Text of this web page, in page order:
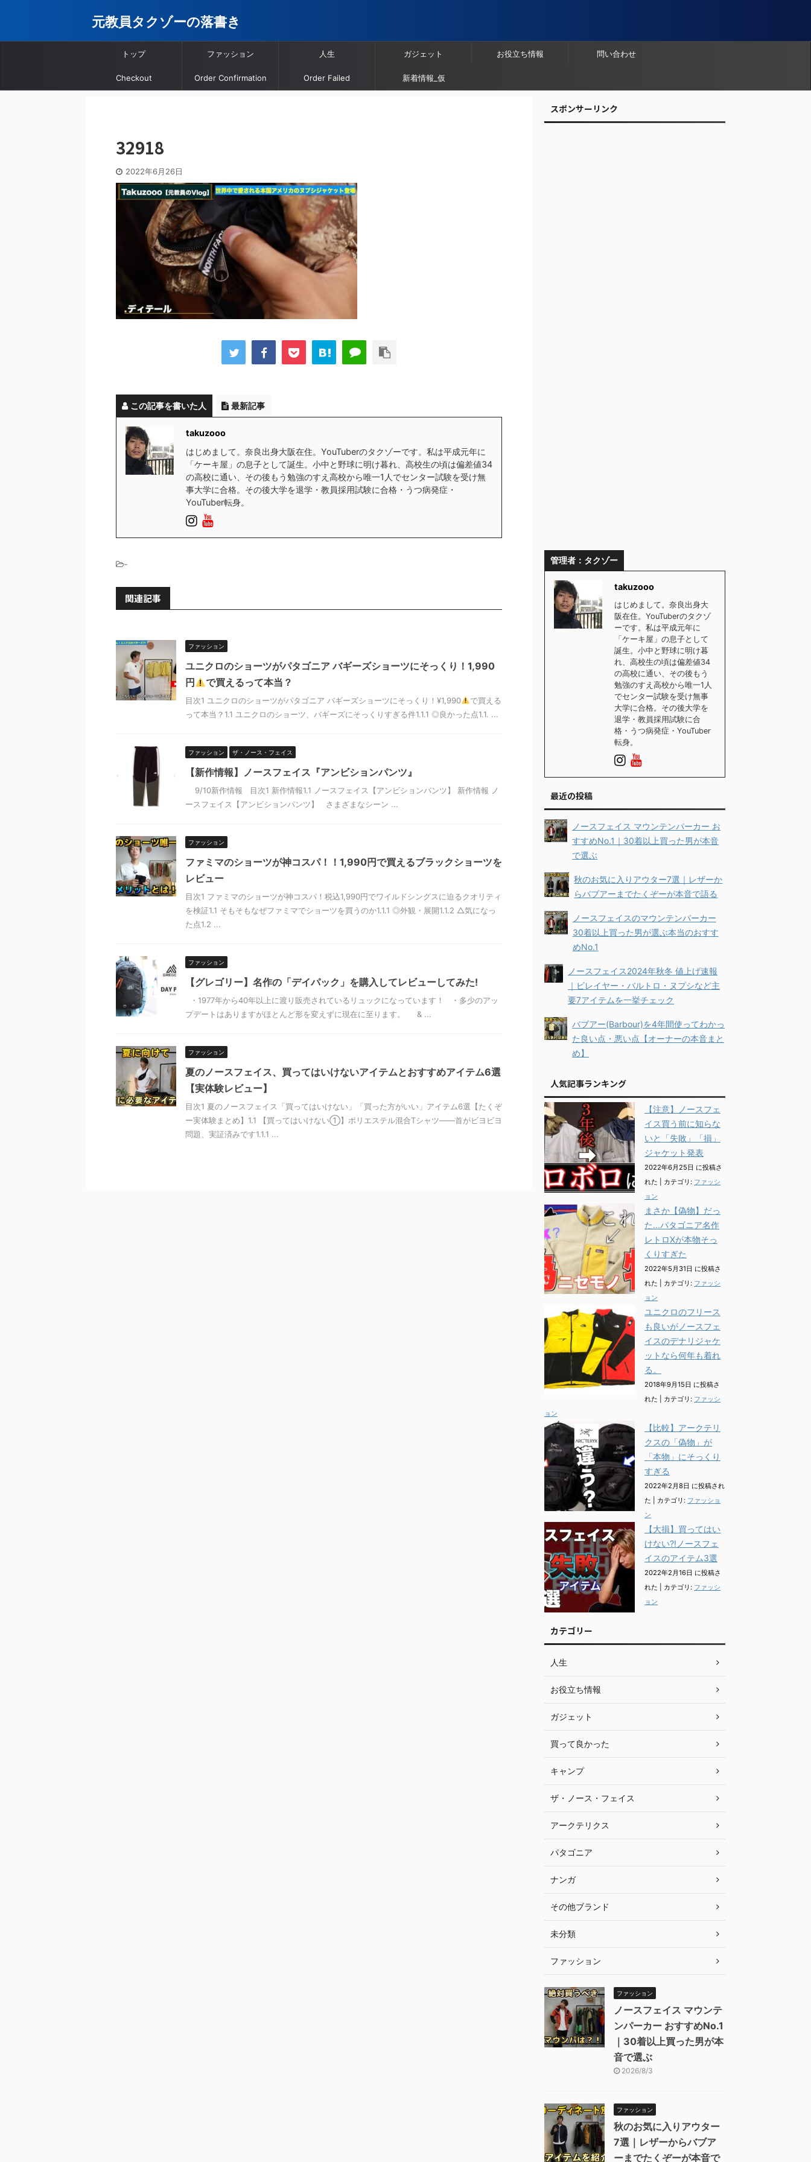
元教員タクゾーの落書き
トップ ファッション 人生 ガジェット お役立ち情報 問い合わせ
Checkout Order Confirmation Order Failed 新着情報_仮
32918
2022年6月26日
この記事を書いた人 最新記事
takuzooo
はじめまして。奈良出身大阪在住。YouTuberのタクゾーです。私は平成元年に
「ケーキ屋」の息子として誕生。小中と野球に明け暮れ、高校生の頃は偏差値34
の高校に通い、その後もう勉強のすえ高校から唯一1人でセンター試験を受け無
事大学に合格。その後大学を退学・教員採用試験に合格・うつ病発症・
YouTuber転身。
-
関連記事
ファッション
ユニクロのショーツがパタゴニア バギーズショーツにそっくり！1,990
円
で買えるって本当？
目次1 ユニクロのショーツがパタゴニア バギーズショーツにそっくり！¥1,990
で買える
って本当？1.1 ユニクロのショーツ、バギーズにそっくりすぎる件1.1.1 ◎良かった点1.1. ...
ファッション ザ・ノース・フェイス
【新作情報】ノースフェイス『アンビションパンツ』
9/10新作情報 目次1 新作情報1.1 ノースフェイス【アンビションパンツ】 新作情報 ノ
ースフェイス【アンビションパンツ】 さまざまなシーン ...
ファッション
ファミマのショーツが神コスパ！！1,990円で買えるブラックショーツを
レビュー
目次1 ファミマのショーツが神コスパ！税込1,990円でワイルドシングスに迫るクオリティ
を検証1.1 そもそもなぜファミマでショーツを買うのか1.1.1 ◎外観・展開1.1.2 △気になっ
た点1.2 ...
ファッション
【グレゴリー】名作の「デイパック」を購入してレビューしてみた!
・1977年から40年以上に渡り販売されているリュックになっています！ ・多少のアッ
プデートはありますがほとんど形を変えずに現在に至ります。 & ...
ファッション
夏のノースフェイス、買ってはいけないアイテムとおすすめアイテム6選
【実体験レビュー】
目次1 夏のノースフェイス「買ってはいけない」「買った方がいい」アイテム6選【たくぞ
ー実体験まとめ】1.1 【買ってはいけない①】ポリエステル混合Tシャツ——首がビヨビヨ
問題、実証済みです1.1.1 ...
スポンサーリンク
管理者：タクゾー
takuzooo
はじめまして。奈良出身大
阪在住。YouTuberのタクゾ
ーです。私は平成元年に
「ケーキ屋」の息子として
誕生。小中と野球に明け暮
れ、高校生の頃は偏差値34
の高校に通い、その後もう
勉強のすえ高校から唯一1人
でセンター試験を受け無事
大学に合格。その後大学を
退学・教員採用試験に合
格・うつ病発症・YouTuber
転身。
最近の投稿
ノースフェイス マウンテンパーカー お
すすめNo.1｜30着以上買った男が本音
で選ぶ
秋のお気に入りアウター7選｜レザーか
らバブアーまでたくぞーが本音で語る
ノースフェイスのマウンテンパーカー
30着以上買った男が選ぶ本当のおすす
めNo.1
ノースフェイス2024年秋冬 値上げ速報
｜ビレイヤー・バルトロ・ヌプシなど主
要7アイテムを一挙チェック
バブアー(Barbour)を4年間使ってわかっ
た良い点・悪い点【オーナーの本音まと
め】
人気記事ランキング
【注意】ノースフェ
イス買う前に知らな
いと「失敗」「損」
ジャケット発表
2022年6月25日 に投稿さ
れた
カテゴリ: ファッシ
ョン
まさか【偽物】だっ
た...パタゴニア名作
レトロXが本物そっ
くりすぎた
2022年5月31日 に投稿さ
れた
カテゴリ: ファッシ
ョン
ユニクロのフリース
も良いがノースフェ
イスのデナリジャケ
ットなら何年も着れ
る。
2018年9月15日 に投稿さ
れた
カテゴリ: ファッシ
ョン
【比較】アークテリ
クスの「偽物」が
「本物」にそっくり
すぎる
2022年2月8日 に投稿され
た
カテゴリ: ファッショ
ン
【大損】買ってはい
けない?!ノースフェ
イスのアイテム3選
2022年2月16日 に投稿さ
れた
カテゴリ: ファッシ
ョン
カテゴリー
人生
お役立ち情報
ガジェット
買って良かった
キャンプ
ザ・ノース・フェイス
アークテリクス
パタゴニア
ナンガ
その他ブランド
未分類
ファッション
ファッション
ノースフェイス マウンテ
ンパーカー おすすめNo.1
｜30着以上買った男が本
音で選ぶ
2026/8/3
ファッション
秋のお気に入りアウター
7選｜レザーからバブア
ーまでたくぞーが本音で